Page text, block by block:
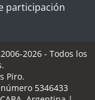
participación
2026 - Todos los
Piro.
5346433